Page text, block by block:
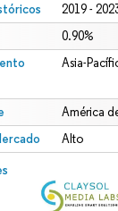
2019 -
0.90%
Asia-
América
Alto